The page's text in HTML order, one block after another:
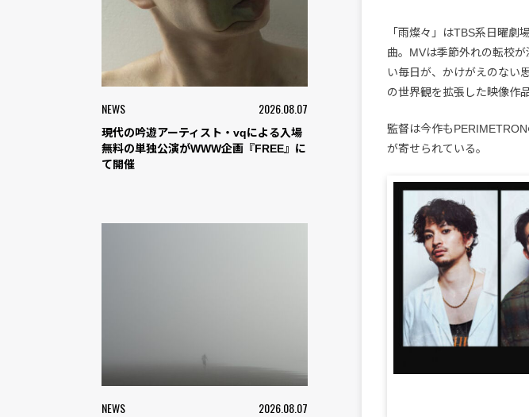
NEWS 2026.08.07
現代の吟遊アーティスト・vqによる入場
無料の単独公演がWWW企画『FREE』に
て開催
NEWS 2026.08.07
「雨燦々」はTBS系日曜劇
曲。MVは季節外れの転校
い毎日が、かけがえのない
の世界観を拡張した映像作
監督は今作も
が寄せられている。